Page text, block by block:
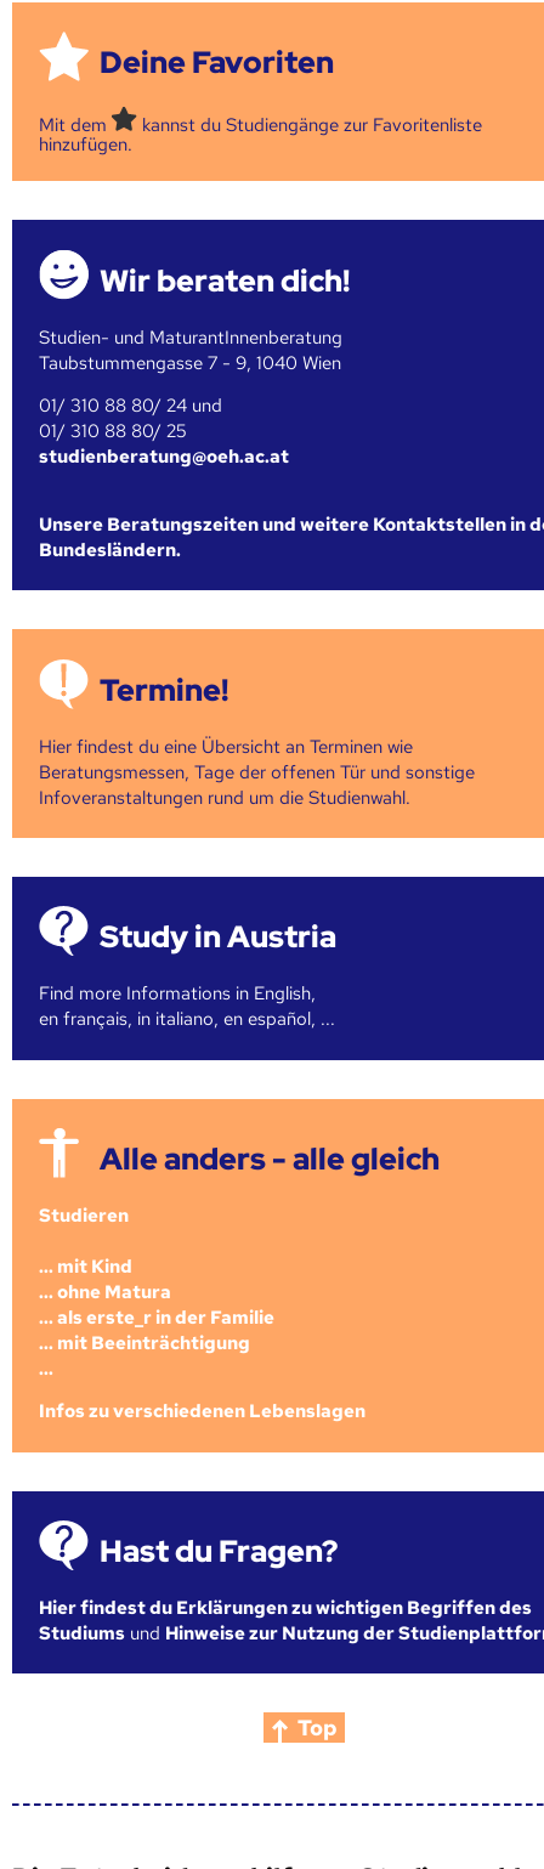
Deine Favoriten
Mit dem
kannst du Studiengänge zur Favoritenliste
hinzufügen.
Wir beraten dich!
Studien- und MaturantInnenberatung
Taubstummengasse 7 - 9, 1040 Wien
01/ 310 88 80/ 24 und
01/ 310 88 80/ 25
studienberatung@oeh.ac.at
Unsere Beratungszeiten und weitere Kontaktstellen in
Bundesländern.
Termine!
Hier findest du eine Übersicht an Terminen wie
Beratungsmessen, Tage der offenen Tür und sonstige
Infoveranstaltungen rund um die Studienwahl.
Study in Austria
Find more Informations in English,
en français, in italiano, en español, ...
Alle anders - alle gleich
Studieren
... mit Kind
... ohne Matura
... als erste_r in der Familie
... mit Beeinträchtigung
...
Infos zu verschiedenen Lebenslagen
Hast du Fragen?
Hier findest du Erklärungen zu wichtigen Begriffen des
Studiums und Hinweise zur Nutzung der
Top